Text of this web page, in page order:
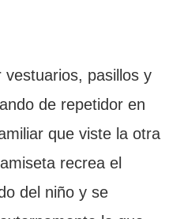
vestuarios, pasillos y
de repetidor en
que viste la otra
recrea el
del niño y se